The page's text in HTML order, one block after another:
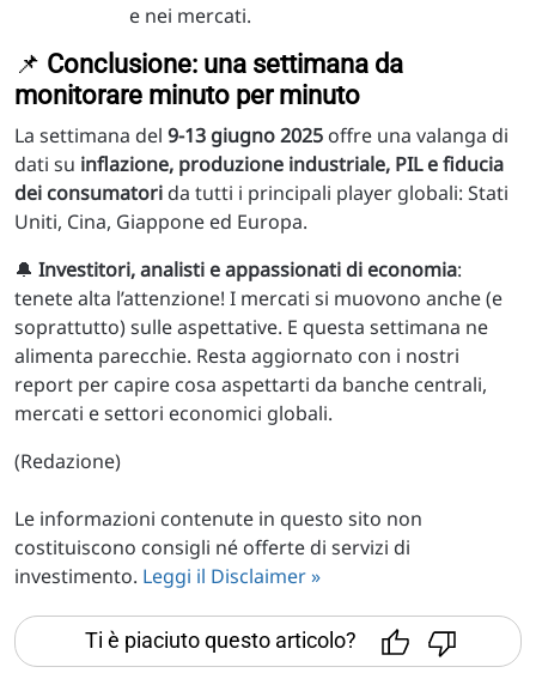
e nei mercati.
📌 Conclusione: una settimana da
monitorare minuto per minuto
La settimana del 9-13 giugno 2025 offre una valanga di
dati su inflazione, produzione industriale, PIL e fiducia
dei consumatori da tutti i principali player globali: Stati
Uniti, Cina, Giappone ed Europa.
🔔 Investitori, analisti e appassionati di economia:
tenete alta l’attenzione! I mercati si muovono anche (e
soprattutto) sulle aspettative. E questa settimana ne
alimenta parecchie. Resta aggiornato con i nostri
report per capire cosa aspettarti da banche centrali,
mercati e settori economici globali.
(Redazione)
Le informazioni contenute in questo sito non
costituiscono consigli né offerte di servizi di
investimento. Leggi il Disclaimer »
Ti è piaciuto questo articolo?